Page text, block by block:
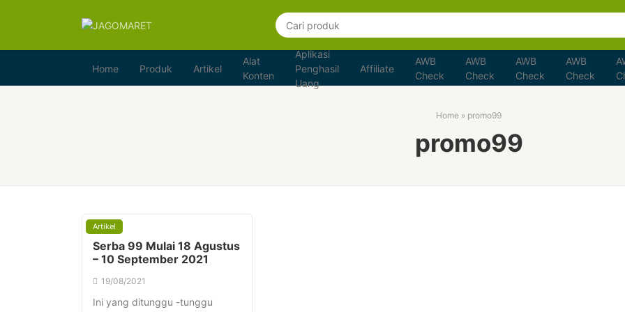
Home Produk Artikel
Alat
Konten
Aplikasi
Penghasil
Uang
Affiliate
AWB
Check
AWB
Check
AWB
Check
AWB
Check
Home » promo99
promo99
Artikel
Serba 99 Mulai 18 Agustus
– 10 September 2021
19/08/2021
Ini yang ditunggu -tunggu